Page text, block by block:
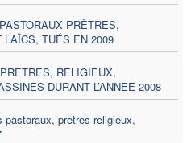
PRÊTRES,
TUÉS EN 2009
RELIGIEUX,
DURANT L’ANNEE 2008
pretres religieux,